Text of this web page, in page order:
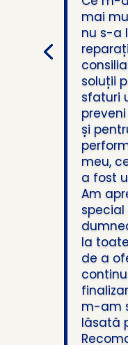
mai
nu s-a
soluții
sfaturi
și
meu,
a fost
Am
la
de a
m-am
lăsată